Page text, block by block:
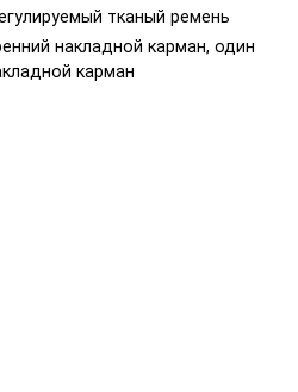
тканый ремень
накладной карман, один
карман